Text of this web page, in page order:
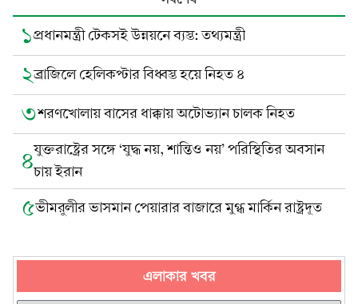
১প্রধানমন্ত্রী টেকসই উন্নয়নে ব্যস্ত: তথ্যমন্ত্রী
২ব্রাজিলে হেলিকপ্টার বিধ্বস্ত হয়ে নিহত ৪
৩শরণখোলায় বাসের ধাক্কায় অটোভ্যান চালক নিহত
৪যুক্তরাষ্ট্রের সঙ্গে ‘যুদ্ধ নয়, শান্তিও নয়’ পরিস্থিতির অবসান
চায় ইরান
৫ভীমরুলীর ভাসমান পেয়ারার বাজারে মুগ্ধ মার্কিন রাষ্ট্রদূত
এলাকার খবর